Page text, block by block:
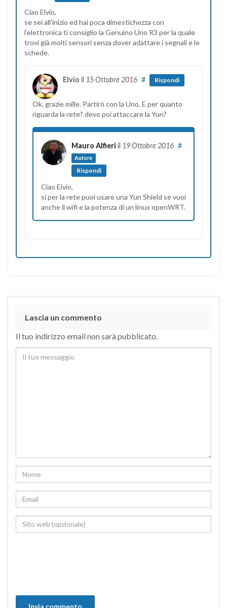
Ciao Elvio,
se sei all’inizio ed hai poca dimestichezza con
l’elettronica ti consiglio la Genuino Uno R3 per la quale
trovi già molti sensori senza dover adattare i segnali e le
schede.
Elvio il 15 Ottobre 2016 # Rispondi
Ok, grazie mille. Partirò con la Uno. E per quanto
riguarda la rete? devo poi attaccare la Yun?
Mauro Alfieri il 19 Ottobre 2016
Autore
#
Rispondi
Ciao Elvio,
si per la rete puoi usare una Yun Shield se vuoi
anche il wifi e la potenza di un linux openWRT.
Lascia un commento
Il tuo indirizzo email non sarà pubblicato.